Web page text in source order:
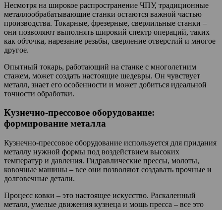
Несмотря на широкое распространение ЧПУ, традиционные
металлообрабатывающие станки остаются важной частью
производства. Токарные, фрезерные, сверлильные станки –
они позволяют выполнять широкий спектр операций, таких
как обточка, нарезание резьбы, сверление отверстий и многое
другое.
Опытный токарь, работающий на станке с многолетним
стажем, может создать настоящие шедевры. Он чувствует
металл, знает его особенности и может добиться идеальной
точности обработки.
Кузнечно-прессовое оборудование:
формирование металла
Кузнечно-прессовое оборудование используется для придания
металлу нужной формы под воздействием высоких
температур и давления. Гидравлические прессы, молоты,
ковочные машины – все они позволяют создавать прочные и
долговечные детали.
Процесс ковки – это настоящее искусство. Раскаленный
металл, умелые движения кузнеца и мощь пресса – все это